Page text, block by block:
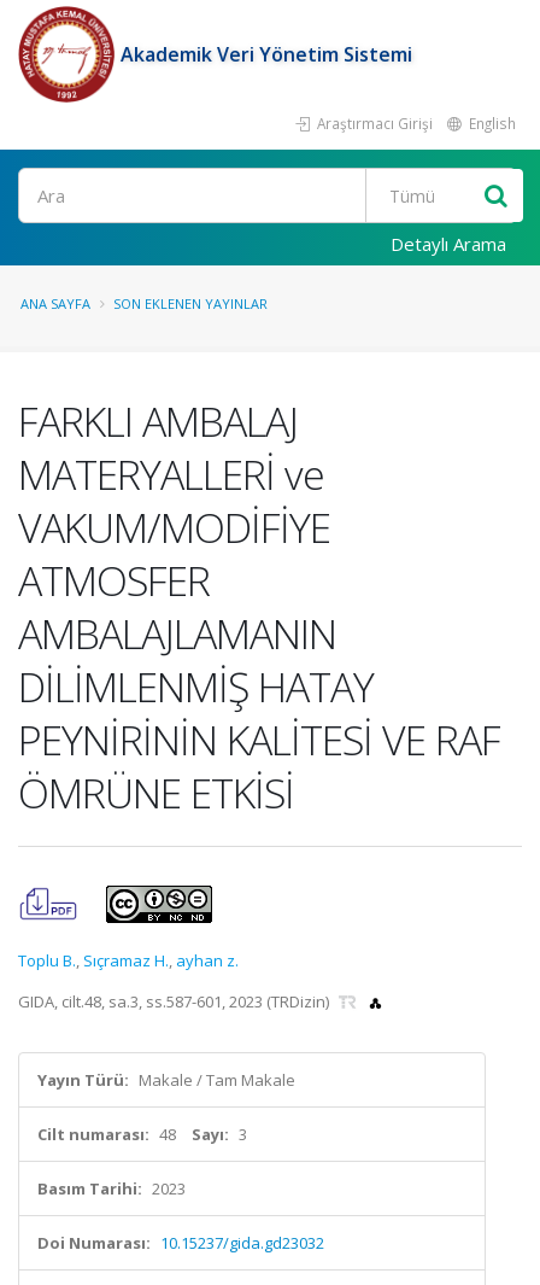
Akademik Veri Yönetim Sistemi
Araştırmacı Girişi English
Ara
Detaylı Arama
ANA SAYFA SON EKLENEN YAYINLAR
FARKLI AMBALAJ
MATERYALLERİ ve
VAKUM/MODİFİYE
ATMOSFER
AMBALAJLAMANIN
DİLİMLENMİŞ HATAY
PEYNİRİNİN KALİTESİ VE RAF
ÖMRÜNE ETKİSİ
Toplu B., Sıçramaz H., ayhan z.
GIDA, cilt.48, sa.3, ss.587-601, 2023 (TRDizin)
Yayın Türü: Makale / Tam Makale
Cilt numarası: 48 Sayı: 3
Basım Tarihi: 2023
Doi Numarası: 10.15237/gida.gd23032